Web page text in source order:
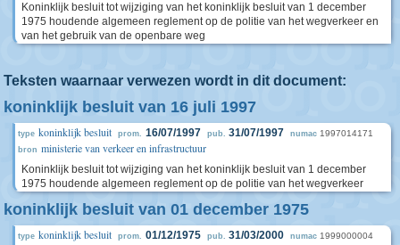
Koninklijk besluit tot wijziging van het koninklijk besluit van 1 december
1975 houdende algemeen reglement op de politie van het wegverkeer en
van het gebruik van de openbare weg
Teksten waarnaar verwezen wordt in dit document:
koninklijk besluit van 16 juli 1997
type koninklijk besluit prom. 16/07/1997 pub. 31/07/1997 numac 1997014171
bron ministerie van verkeer en infrastructuur
Koninklijk besluit tot wijziging van het koninklijk besluit van 1 december
1975 houdende algemeen reglement op de politie van het wegverkeer
koninklijk besluit van 01 december 1975
type koninklijk besluit prom. 01/12/1975 pub. 31/03/2000 numac 1999000004